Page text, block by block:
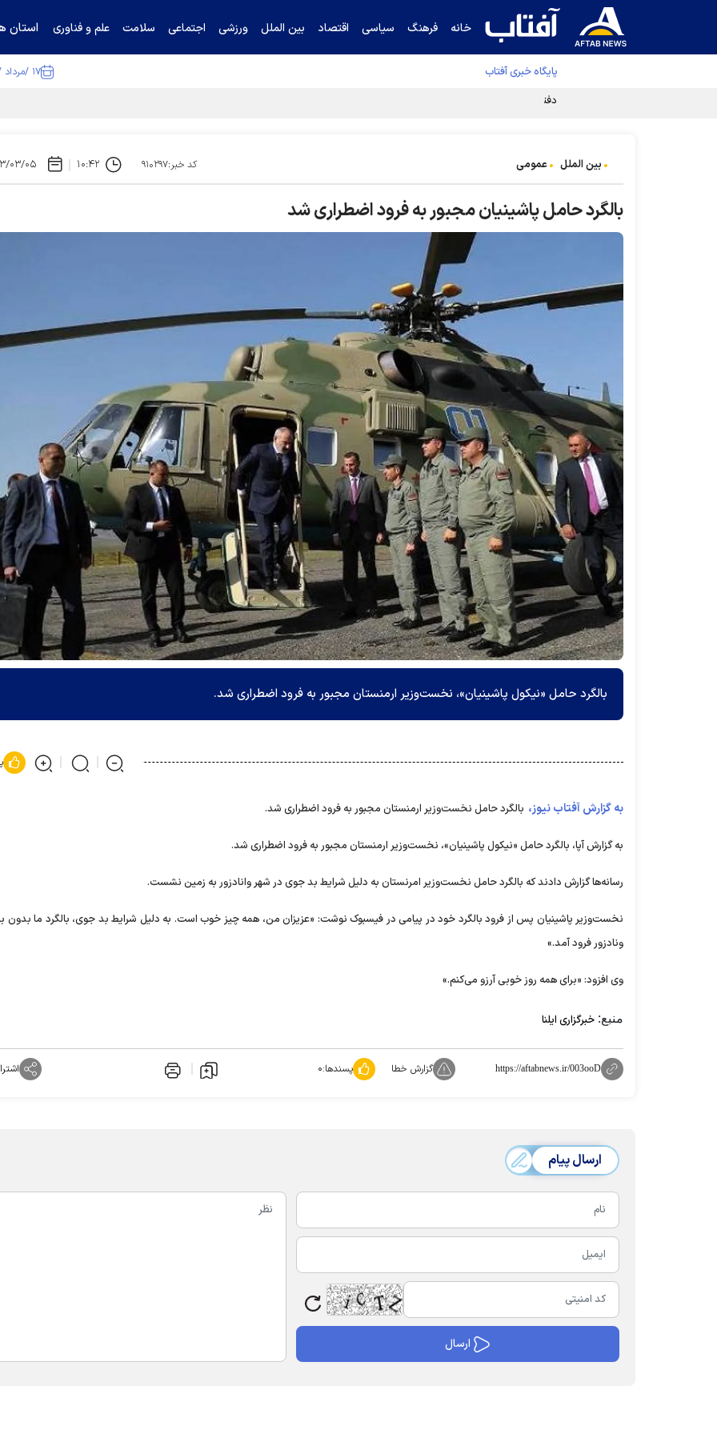
خانه فرهنگ سیاسی اقتصاد بین الملل ورزشی اجتماعی سلامت علم و فناوری استان
پایگاه خبری آفتاب ۱۷ /مرداد /۱۴۰۵
دفتر رهبر انقلاب ادعای خرازی درباره پزشکیان را تکذیب کرد
بین الملل عمومی کد خبر:۹۱۰۲۹۷ ۱۰:۴۲ ۱۴۰۳/
بالگرد حامل پاشینیان مجبور به فرود اضطراری شد
بالگرد حامل «نیکول پاشینیان»، نخست‌وزیر ارمنستان مجبور به فرود اضطراری شد.
به گزارش آفتاب نیوز، بالگرد حامل نخست‌وزیر ارمنستان مجبور به فرود اضطراری شد.
به گزارش آپا، بالگرد حامل «نیکول پاشینیان»، نخست‌وزیر ارمنستان مجبور به فرود اضطراری شد.
رسانه‌ها گزارش دادند که بالگرد حامل نخست‌وزیر امرنستان به دلیل شرایط بد جوی در شهر وانادزور به زمین نشست.
نخست‌وزیر پاشینیان پس از فرود بالگرد خود در پیامی در فیسبوک نوشت: «عزیزان من، همه چیز خوب است. به دلیل شرایط بد جوی، بالگرد ما بدون
ونادزور فرود آمد.»
وی افزود: «برای همه روز خوبی آرزو می‌کنم.»
منبع: خبرگزاری ایلنا
https://aftabnews.ir/003ooD گزارش خطا پسندها:۰
ارسال پیام